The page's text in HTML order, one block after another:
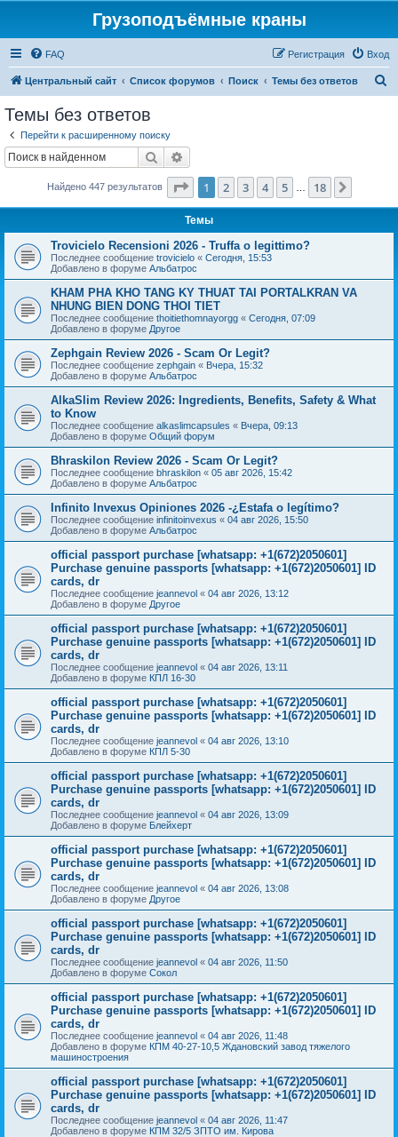
Грузоподъёмные краны
FAQ Вход
Регистрация
Центральный сайт Список форумов Поиск Темы без ответов
Темы без ответов
Перейти к расширенному поиску
Поиск
Найдено 447 результатов Страница из 18
1 2 3 4 5 18
Темы
Trovicielo Recensioni 2026 - Truffa o legittimo?
Последнее сообщение trovicielo « Сегодня, 15:53
Добавлено в форуме Альбатрос
KHAM PHA KHO TANG KY THUAT TAI PORTALKRAN VA
NHUNG BIEN DONG THOI TIET
Последнее сообщение thoitiethomnayorgg « Сегодня, 07:09
Добавлено в форуме Другое
Zephgain Review 2026 - Scam Or Legit?
Последнее сообщение zephgain « Вчера, 15:32
Добавлено в форуме Альбатрос
AlkaSlim Review 2026: Ingredients, Benefits, Safety & What
to Know
Последнее сообщение alkaslimcapsules « Вчера, 09:13
Добавлено в форуме Общий форум
Bhraskilon Review 2026 - Scam Or Legit?
Последнее сообщение bhraskilon « 05 авг 2026, 15:42
Добавлено в форуме Альбатрос
Infinito Invexus Opiniones 2026 -¿Estafa o legítimo?
Последнее сообщение infinitoinvexus « 04 авг 2026, 15:50
Добавлено в форуме Альбатрос
official passport purchase [whatsapp: +1(672)2050601]
Purchase genuine passports [whatsapp: +1(672)2050601] ID
cards, dr
Последнее сообщение jeannevol « 04 авг 2026, 13:12
Добавлено в форуме Другое
official passport purchase [whatsapp: +1(672)2050601]
Purchase genuine passports [whatsapp: +1(672)2050601] ID
cards, dr
Последнее сообщение jeannevol « 04 авг 2026, 13:11
Добавлено в форуме КПЛ 16-30
official passport purchase [whatsapp: +1(672)2050601]
Purchase genuine passports [whatsapp: +1(672)2050601] ID
cards, dr
Последнее сообщение jeannevol « 04 авг 2026, 13:10
Добавлено в форуме КПЛ 5-30
official passport purchase [whatsapp: +1(672)2050601]
Purchase genuine passports [whatsapp: +1(672)2050601] ID
cards, dr
Последнее сообщение jeannevol « 04 авг 2026, 13:09
Добавлено в форуме Блейхерт
official passport purchase [whatsapp: +1(672)2050601]
Purchase genuine passports [whatsapp: +1(672)2050601] ID
cards, dr
Последнее сообщение jeannevol « 04 авг 2026, 13:08
Добавлено в форуме Другое
official passport purchase [whatsapp: +1(672)2050601]
Purchase genuine passports [whatsapp: +1(672)2050601] ID
cards, dr
Последнее сообщение jeannevol « 04 авг 2026, 11:50
Добавлено в форуме Сокол
official passport purchase [whatsapp: +1(672)2050601]
Purchase genuine passports [whatsapp: +1(672)2050601] ID
cards, dr
Последнее сообщение jeannevol « 04 авг 2026, 11:48
Добавлено в форуме КПМ 40-27-10,5 Ждановский завод тяжелого
машиностроения
official passport purchase [whatsapp: +1(672)2050601]
Purchase genuine passports [whatsapp: +1(672)2050601] ID
cards, dr
Последнее сообщение jeannevol « 04 авг 2026, 11:47
Добавлено в форуме КПМ 32/5 ЗПТО им. Кирова